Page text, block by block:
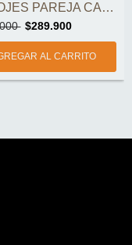
RELOJES PAREJA CASIO ORIGINALES
$289.900